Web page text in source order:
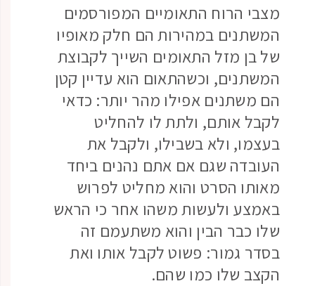
מצבי הרוח התאומיים המפורסמים
המשתנים במהירות הם חלק מאופיו
של בן מזל התאומים השייך לקבוצת
המשתנים, וכשהתאום הוא עדיין קטן
הם משתנים אפילו מהר יותר: כדאי
לקבל אותם, ולתת לו להחליט
בעצמו, ולא בשבילו, ולקבל את
העובדה שגם אם אתם נהנים ביחד
מאותו הסרט והוא מחליט לפרוש
באמצע ולעשות משהו אחר כי הראש
שלו כבר הבין והוא משתעמם זה
בסדר גמור: פשוט לקבל אותו ואת
הקצב שלו כמו שהם.